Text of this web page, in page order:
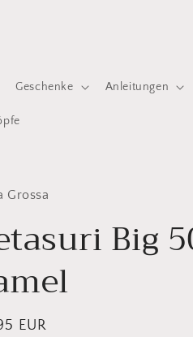
Geschenke Anleitungen
Grossa
Big
EUR